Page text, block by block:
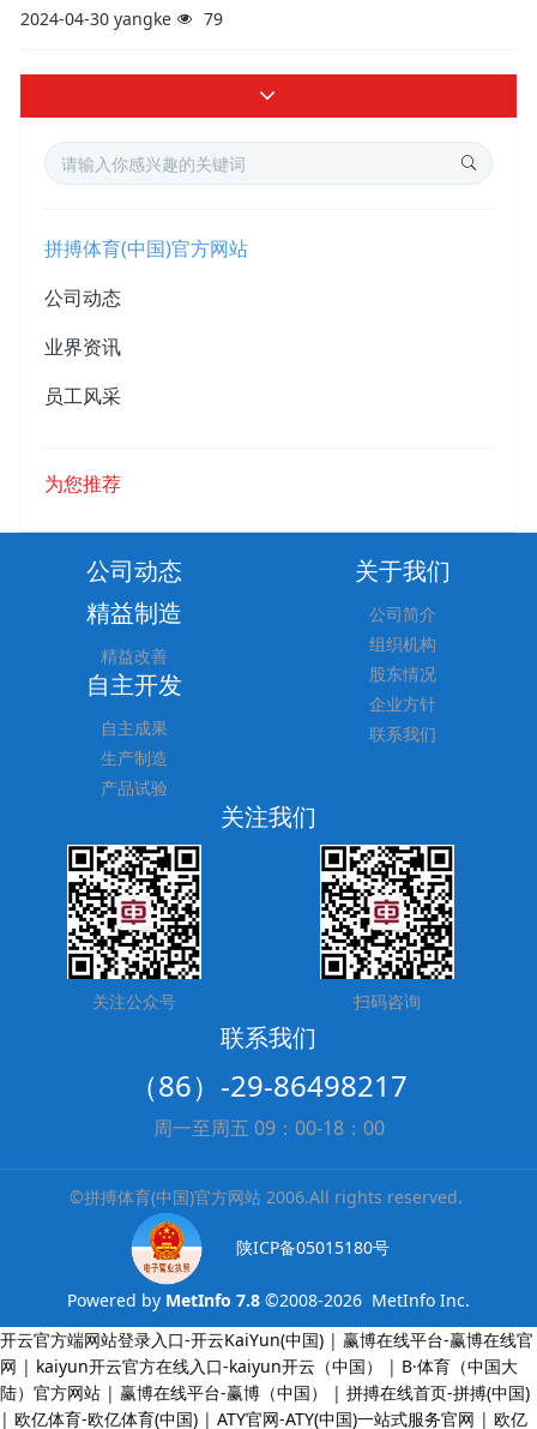
2024-04-30 yangke 79
拼搏体育(中国)官方网站
公司动态
业界资讯
员工风采
为您推荐
公司动态 关于我们
公司简介
组织机构
股东情况
企业方针
联系我们
精益制造
精益改善
自主开发
自主成果
生产制造
产品试验
关注我们
关注公众号 扫码咨询
联系我们
（86）-29-86498217
周一至周五 09：00-18：00
©拼搏体育(中国)官方网站 2006.All rights reserved.
陕ICP备05015180号
Powered by MetInfo 7.8 ©2008-2026 MetInfo Inc.
开云官方端网站登录入口-开云KaiYun(中国) | 赢博在线平台-赢博在线官
网 | kaiyun开云官方在线入口-kaiyun开云（中国） | B·体育（中国大
陆）官方网站 | 赢博在线平台-赢博（中国） | 拼搏在线首页-拼搏(中国)
| 欧亿体育-欧亿体育(中国) | ATY官网-ATY(中国)一站式服务官网 | 欧亿